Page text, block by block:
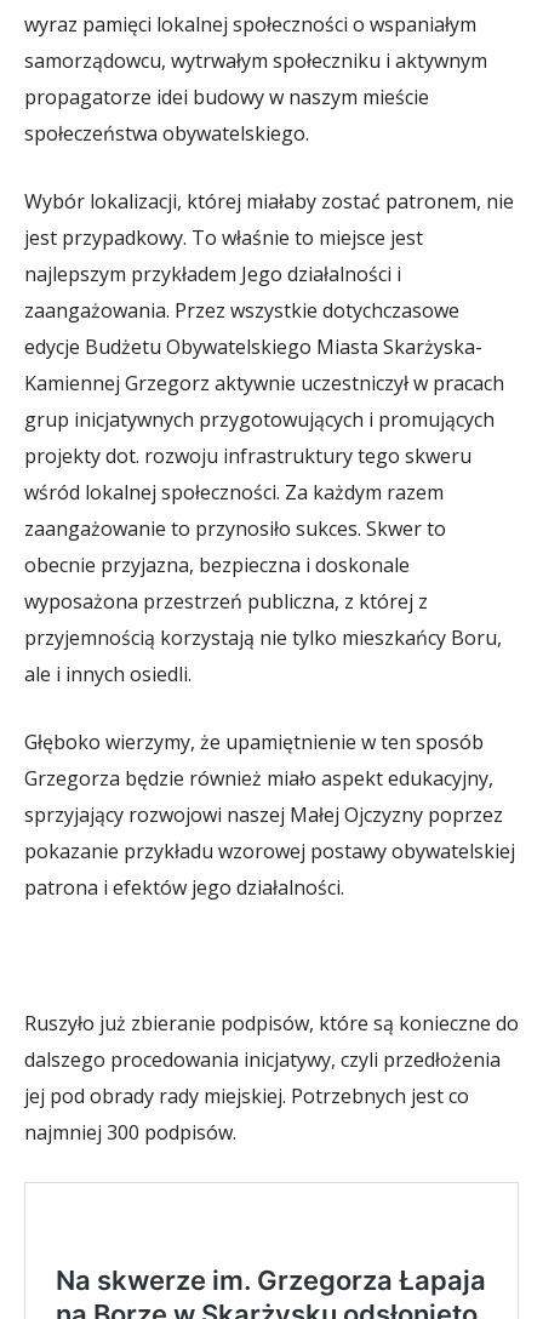
wyraz pamięci lokalnej społeczności o wspaniałym
samorządowcu, wytrwałym społeczniku i aktywnym
propagatorze idei budowy w naszym mieście
społeczeństwa obywatelskiego.
Wybór lokalizacji, której miałaby zostać patronem, nie
jest przypadkowy. To właśnie to miejsce jest
najlepszym przykładem Jego działalności i
zaangażowania. Przez wszystkie dotychczasowe
edycje Budżetu Obywatelskiego Miasta Skarżyska-
Kamiennej Grzegorz aktywnie uczestniczył w pracach
grup inicjatywnych przygotowujących i promujących
projekty dot. rozwoju infrastruktury tego skweru
wśród lokalnej społeczności. Za każdym razem
zaangażowanie to przynosiło sukces. Skwer to
obecnie przyjazna, bezpieczna i doskonale
wyposażona przestrzeń publiczna, z której z
przyjemnością korzystają nie tylko mieszkańcy Boru,
ale i innych osiedli.
Głęboko wierzymy, że upamiętnienie w ten sposób
Grzegorza będzie również miało aspekt edukacyjny,
sprzyjający rozwojowi naszej Małej Ojczyzny poprzez
pokazanie przykładu wzorowej postawy obywatelskiej
patrona i efektów jego działalności.
Ruszyło już zbieranie podpisów, które są konieczne do
dalszego procedowania inicjatywy, czyli przedłożenia
jej pod obrady rady miejskiej. Potrzebnych jest co
najmniej 300 podpisów.